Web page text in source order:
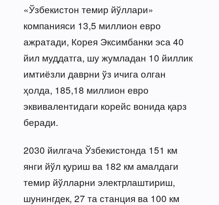
«Ўзбекистон темир йўллари»
компанияси 13,5 миллион евро
ажратади, Корея Эксимбанки эса 40
йил муддатга, шу жумладан 10 йиллик
имтиёзли даврни ўз ичига олган
ҳолда, 185,18 миллион евро
эквивалентидаги корейс вонида қарз
беради.
2030 йилгача Ўзбекистонда 151 км
янги йўл қуриш ва 182 км амалдаги
темир йўлларни электрлаштириш,
шунингдек, 27 та станция ва 100 км